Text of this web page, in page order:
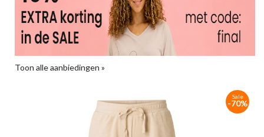
Toon alle aanbiedingen »
Sale
-70%